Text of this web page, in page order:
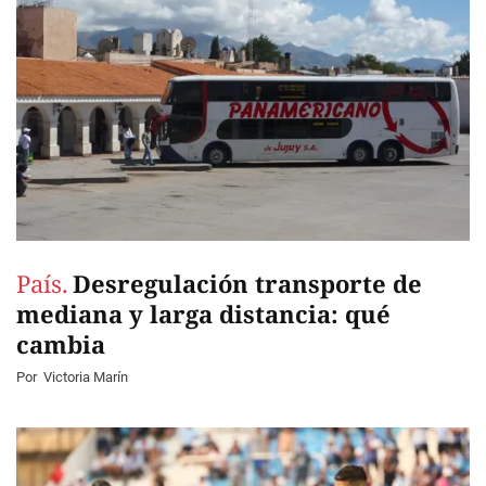
País. Desregulación transporte de
mediana y larga distancia: qué
cambia
Por Victoria Marín